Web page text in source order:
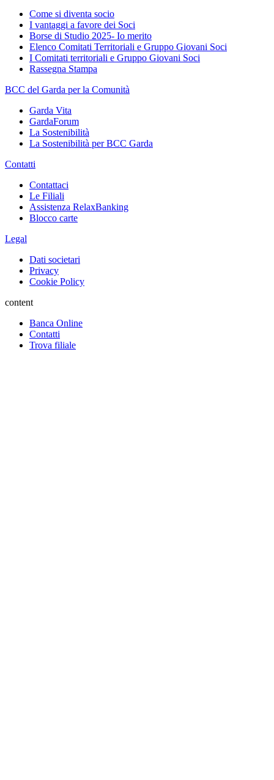
Come si diventa socio
I vantaggi a favore dei Soci
Borse di Studio 2025- Io merito
Elenco Comitati Territoriali e Gruppo Giovani Soci
I Comitati territoriali e Gruppo Giovani Soci
Rassegna Stampa
BCC del Garda per la Comunità
Garda Vita
GardaForum
La Sostenibilità
La Sostenibilità per BCC Garda
Contatti
Contattaci
Le Filiali
Assistenza RelaxBanking
Blocco carte
Legal
Dati societari
Privacy
Cookie Policy
content
Banca Online
Contatti
Trova filiale